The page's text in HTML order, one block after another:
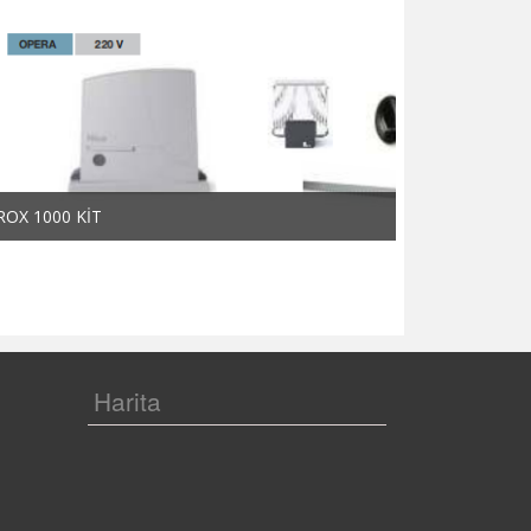
1000 KİT
Harita